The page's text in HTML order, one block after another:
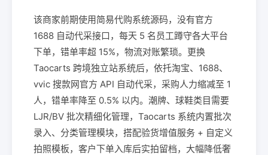
该商家前期使用简易代购系统源码，没有官方
1688 自动代采接口，每天 5 名员工蹲守各大平台
下单，错单率超 15%，物流对账繁琐。更换
Taocarts 跨境独立站系统后，依托淘宝、1688、
vvic 搜款网官方 API 自动代采，采购人力缩减至 1
人，错单率降至 0.5% 以内。潮牌、球鞋类目需要
LJR/BV 批次精细化管理，Taocarts 系统内置批次
录入、分类管理模块，搭配验货增值服务 + 自定义
拍照模板，客户下单入库后实拍留档，大幅降低奢